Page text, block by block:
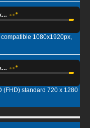
standard 720 x 1280
of Spheres
votre écran
moderne. Cette
simple arrière-plan
arrangée où